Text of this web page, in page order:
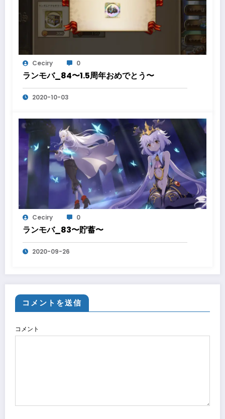
Ceciry 0
ランモバ_84〜1.5周年おめでとう〜
2020-10-03
Ceciry 0
ランモバ_83〜貯蓄〜
2020-09-26
コメントを送信
コメント